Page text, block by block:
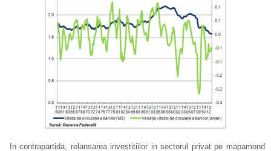
In contrapartida, relansarea investitiilor in sectorul privat pe mapamond